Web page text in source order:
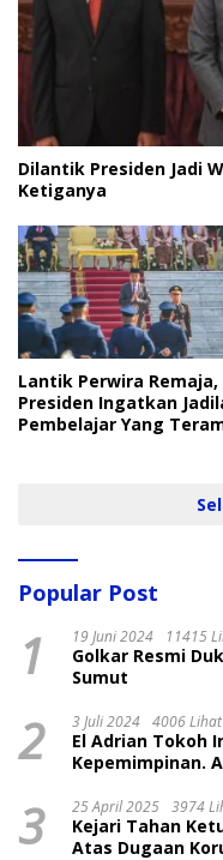
Dilantik Presiden Jadi
Ketiganya
Lantik Perwira Remaja,
Presiden Ingatkan
Pembelajar Yang
Popular Post
1 19 Juni 2024 11415
Golkar Resmi
Sumut
2 3 Juli 2024 4006 Lihat
El Adrian Tokoh
Kepemimpinan.
3 25 April 2025 3974
Kejari Tahan
Atas Dugaan